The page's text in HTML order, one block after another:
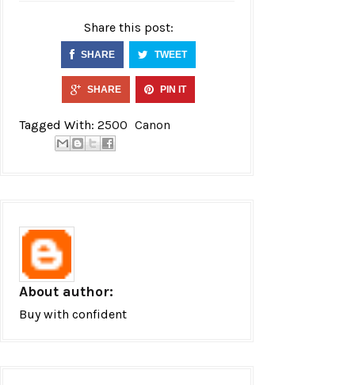
Share this post:
SHARE TWEET
SHARE PIN IT
Tagged With: 2500 Canon
About author:
Buy with confident